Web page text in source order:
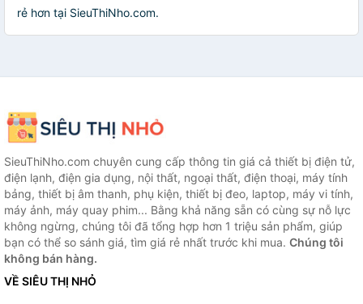
rẻ hơn tại SieuThiNho.com.
SieuThiNho.com chuyên cung cấp thông tin giá cả thiết bị điện tử,
điện lạnh, điện gia dụng, nội thất, ngoại thất, điện thoại, máy tính
bảng, thiết bị âm thanh, phụ kiện, thiết bị đeo, laptop, máy vi tính,
máy ảnh, máy quay phim... Bằng khả năng sẵn có cùng sự nỗ lực
không ngừng, chúng tôi đã tổng hợp hơn 1 triệu sản phẩm, giúp
bạn có thể so sánh giá, tìm giá rẻ nhất trước khi mua. Chúng tôi
không bán hàng.
VỀ SIÊU THỊ NHỎ